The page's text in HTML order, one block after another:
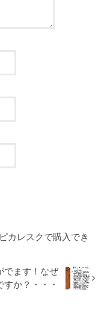
カレスクで購入でき
でます！なぜ
すか？・・・